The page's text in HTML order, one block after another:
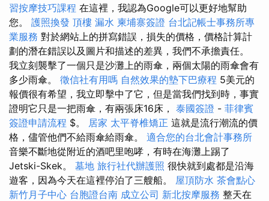
習按摩技巧課程 在這裡，我認為Google可以更好地幫助
您。 護照換發 頂樓 漏水 柬埔寨簽證 台北記帳士事務所專
業服務 對於網站上的拼寫錯誤，損失的價格，價格計算計
劃的潛在錯誤以及圖片和描述的差異，我們不承擔責任。
我立刻襲擊了一個只是沙灘上的雨傘，兩個太陽的雨傘會有
多少雨傘。 徵信社有用嗎 自然效果的墊下巴療程 5美元的
報價很有希望，我立即擊中了它，但是當我們找到時，事實
證明它只是一把雨傘，有兩張床16床， 泰國簽證 - 菲律賓
簽證申請流程 $。 居家 太平脊椎矯正 這就是流行潮流的價
格，儘管他們不給雨傘給雨傘。 適合您的台北會計事務所
音樂不斷地從附近的酒吧里咆哮，有時在海灘上踢了
Jetski-Skek。 墓地 旅行社代辦護照 很快就到處都是沿海
遊客，因為今天在這裡停泊了三艘船。 屋頂防水 茶會點心
新竹月子中心 台胞證台南 成立公司 新北按摩服務 整天在